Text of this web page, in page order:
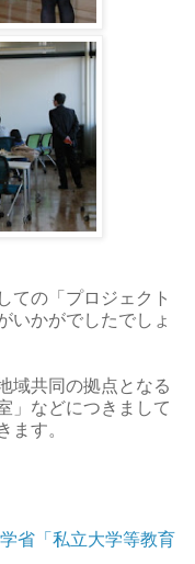
ての「プロジェクト
いかがでしたでしょ
域共同の拠点となる
」などにつきまして
ます。
省「私立大学等教育